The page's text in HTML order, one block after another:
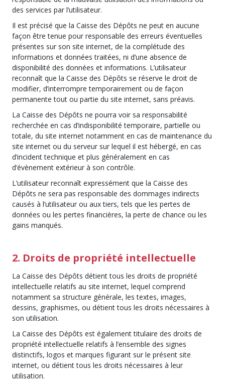
des services par l’utilisateur.
Il est précisé que la Caisse des Dépôts ne peut en aucune
façon être tenue pour responsable des erreurs éventuelles
présentes sur son site internet, de la complétude des
informations et données traitées, ni d’une absence de
disponibilité des données et informations. L’utilisateur
reconnaît que la Caisse des Dépôts se réserve le droit de
modifier, d’interrompre temporairement ou de façon
permanente tout ou partie du site internet, sans préavis.
La Caisse des Dépôts ne pourra voir sa responsabilité
recherchée en cas d’indisponibilité temporaire, partielle ou
totale, du site internet notamment en cas de maintenance du
site internet ou du serveur sur lequel il est hébergé, en cas
d’incident technique et plus généralement en cas
d’évènement extérieur à son contrôle.
L’utilisateur reconnaît expressément que la Caisse des
Dépôts ne sera pas responsable des dommages indirects
causés à l’utilisateur ou aux tiers, tels que les pertes de
données ou les pertes financières, la perte de chance ou les
gains manqués.
2. Droits de propriété intellectuelle
La Caisse des Dépôts détient tous les droits de propriété
intellectuelle relatifs au site internet, lequel comprend
notamment sa structure générale, les textes, images,
dessins, graphismes, ou détient tous les droits nécessaires à
son utilisation.
La Caisse des Dépôts est également titulaire des droits de
propriété intellectuelle relatifs à l’ensemble des signes
distinctifs, logos et marques figurant sur le présent site
internet, ou détient tous les droits nécessaires à leur
utilisation.